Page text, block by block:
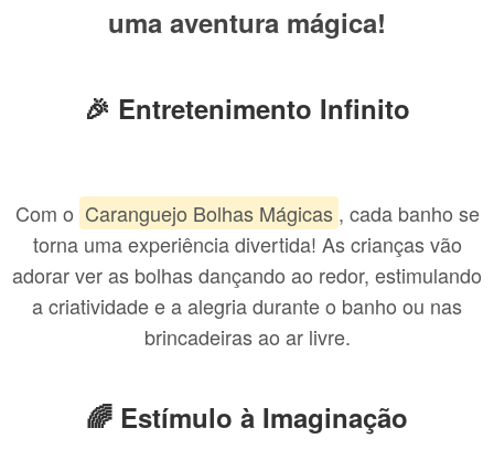
uma aventura mágica!
🎉 Entretenimento Infinito
Com o Caranguejo Bolhas Mágicas , cada banho se
torna uma experiência divertida! As crianças vão
adorar ver as bolhas dançando ao redor, estimulando
a criatividade e a alegria durante o banho ou nas
brincadeiras ao ar livre.
🌈 Estímulo à Imaginação